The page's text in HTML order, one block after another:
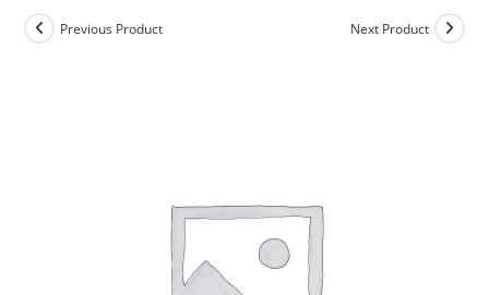
Previous Product Next Product